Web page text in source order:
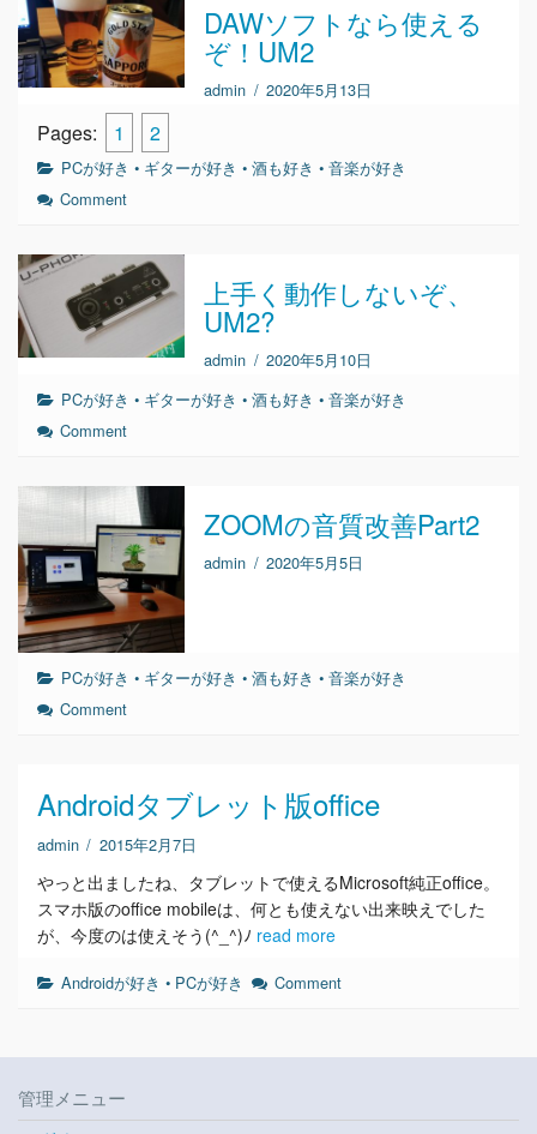
DAWソフトなら使える
ぞ！UM2
admin / 2020年5月13日
Pages: 1 2
PCが好き • ギターが好き •酒も好き •音楽が好き
Comment
上手く動作しないぞ、
UM2?
admin / 2020年5月10日
PCが好き • ギターが好き •酒も好き •音楽が好き
Comment
ZOOMの音質改善Part2
admin / 2020年5月5日
PCが好き • ギターが好き •酒も好き •音楽が好き
Comment
Androidタブレット版office
admin / 2015年2月7日
やっと出ましたね、タブレットで使えるMicrosoft純正office。
スマホ版のoffice mobileは、何とも使えない出来映えでした
が、今度のは使えそう(^_^)ﾉ read more
Androidが好き • PCが好き Comment
管理メニュー